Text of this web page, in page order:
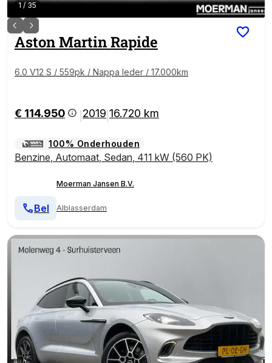
1 / 35
Aston MartinRapide
6.0 V12 S / 559pk / Nappa leder / 17.000km
€ 114.950 2019 16.720 km
100% Onderhouden
Benzine, Automaat, Sedan, 411 kW (560 PK)
Moerman Jansen B.V.
Alblasserdam
Bel